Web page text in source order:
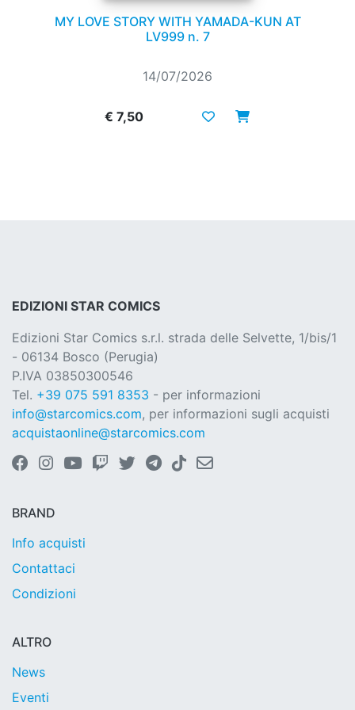
MY LOVE STORY WITH YAMADA-KUN AT
LV999 n. 7
14/07/2026
€ 7,50
EDIZIONI STAR COMICS
Edizioni Star Comics s.r.l. strada delle Selvette, 1/bis/1
- 06134 Bosco (Perugia)
P.IVA 03850300546
Tel. +39 075 591 8353 - per informazioni
info@starcomics.com, per informazioni sugli acquisti
acquistaonline@starcomics.com
BRAND
Info acquisti
Contattaci
Condizioni
ALTRO
News
Eventi